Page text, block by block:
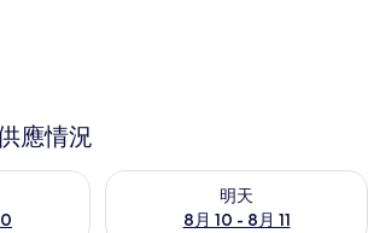
應情況
的供應情況
明天
8月 10 - 8月 11
查看明天 (8月 10 - 8月 11) 的